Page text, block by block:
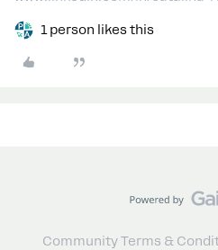
1 person likes this
Community Terms &